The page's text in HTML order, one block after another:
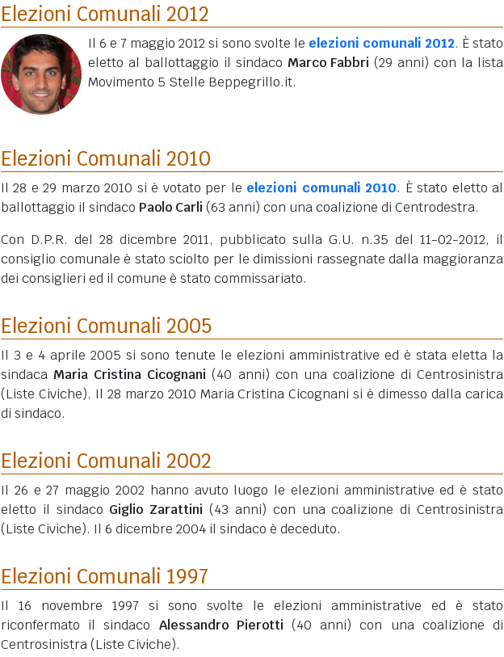
Elezioni Comunali 2012
Il 6 e 7 maggio 2012 si sono svolte le elezioni comunali 2012. È stato
eletto al ballottaggio il sindaco Marco Fabbri (29 anni) con la lista
Movimento 5 Stelle Beppegrillo.it.
Elezioni Comunali 2010
Il 28 e 29 marzo 2010 si è votato per le elezioni comunali 2010. È stato eletto al
ballottaggio il sindaco Paolo Carli (63 anni) con una coalizione di Centrodestra.
Con D.P.R. del 28 dicembre 2011, pubblicato sulla G.U. n.35 del 11-02-2012, il
consiglio comunale è stato sciolto per le dimissioni rassegnate dalla maggioranza
dei consiglieri ed il comune è stato commissariato.
Elezioni Comunali 2005
Il 3 e 4 aprile 2005 si sono tenute le elezioni amministrative ed è stata eletta la
sindaca Maria Cristina Cicognani (40 anni) con una coalizione di Centrosinistra
(Liste Civiche). Il 28 marzo 2010 Maria Cristina Cicognani si è dimesso dalla carica
di sindaco.
Elezioni Comunali 2002
Il 26 e 27 maggio 2002 hanno avuto luogo le elezioni amministrative ed è stato
eletto il sindaco Giglio Zarattini (43 anni) con una coalizione di Centrosinistra
(Liste Civiche). Il 6 dicembre 2004 il sindaco è deceduto.
Elezioni Comunali 1997
Il 16 novembre 1997 si sono svolte le elezioni amministrative ed è stato
riconfermato il sindaco Alessandro Pierotti (40 anni) con una coalizione di
Centrosinistra (Liste Civiche).